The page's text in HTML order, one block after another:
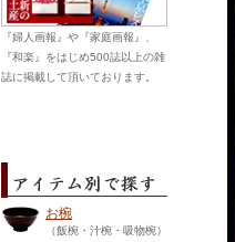
『婦人画報』や『家庭画報』、
『和楽』をはじめ500誌以上の雑
誌に掲載して頂いております。
お椀
（飯椀・汁椀・吸物椀）